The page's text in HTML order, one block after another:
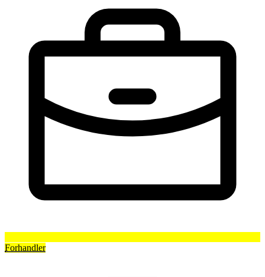
Forhandler